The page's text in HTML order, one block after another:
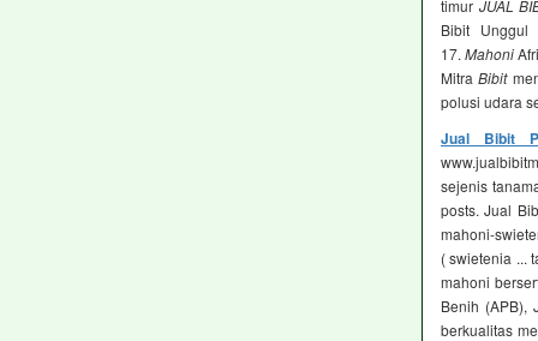
timur JUAL
Bibit
17.Mahoni
MitraBibit
polusi udara
Jual Bibit
sejenis
posts. Jual
mahoni-
( swietenia ...
mahoni
Benih
berkualitas